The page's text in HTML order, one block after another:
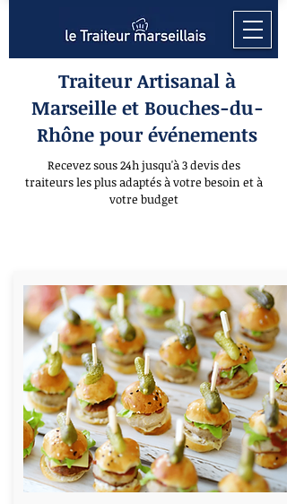
Recevez sous 24h jusqu'à 3 devis des
traiteurs les plus adaptés à votre besoin et à
votre budget
Traiteur Artisanal à
Marseille et Bouches-du-
Rhône pour événements